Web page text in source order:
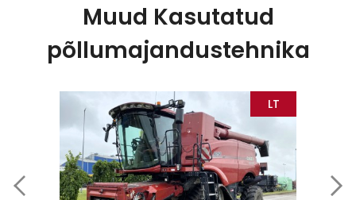
Muud Kasutatud
põllumajandustehnika
LT